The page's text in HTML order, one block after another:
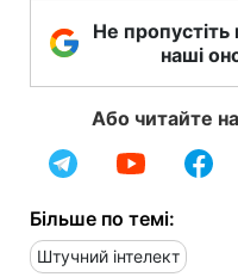
Не пропустіть
наші
Або читайте
Більше по темі:
Штучний інтелект